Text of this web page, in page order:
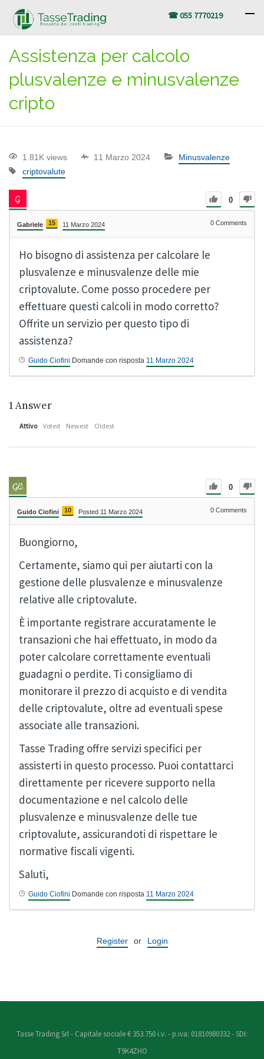
☎ 055 7770219
Assistenza per calcolo
plusvalenze e minusvalenze
cripto
1.81K views 11 Marzo 2024
Minusvalenze
criptovalute
0
Gabriele 15 11 Marzo 2024 0 Comments
Ho bisogno di assistenza per calcolare le
plusvalenze e minusvalenze delle mie
criptovalute. Come posso procedere per
effettuare questi calcoli in modo corretto?
Offrite un servizio per questo tipo di
assistenza?
Guido Ciofini Domande con risposta 11 Marzo 2024
1 Answer
Attivo Voted Newest Oldest
0
Guido Ciofini 10 Posted 11 Marzo 2024 0 Comments
Buongiorno,
Certamente, siamo qui per aiutarti con la
gestione delle plusvalenze e minusvalenze
relative alle criptovalute.
È importante registrare accuratamente le
transazioni che hai effettuato, in modo da
poter calcolare correttamente eventuali
guadagni o perdite. Ti consigliamo di
monitorare il prezzo di acquisto e di vendita
delle criptovalute, oltre ad eventuali spese
associate alle transazioni.
Tasse Trading offre servizi specifici per
assisterti in questo processo. Puoi contattarci
direttamente per ricevere supporto nella
documentazione e nel calcolo delle
plusvalenze e minusvalenze delle tue
criptovalute, assicurandoti di rispettare le
normative fiscali vigenti.
Saluti,
Guido Ciofini Domande con risposta 11 Marzo 2024
Register or Login
Tasse Trading Srl - Capitale sociale € 353.750 i.v. - p.iva: 01810980332 - SDI:
T9K4ZHO